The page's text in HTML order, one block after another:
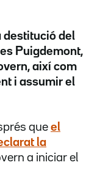
destitució del
Puigdemont,
així com
i assumir el
que el
la
a iniciar el